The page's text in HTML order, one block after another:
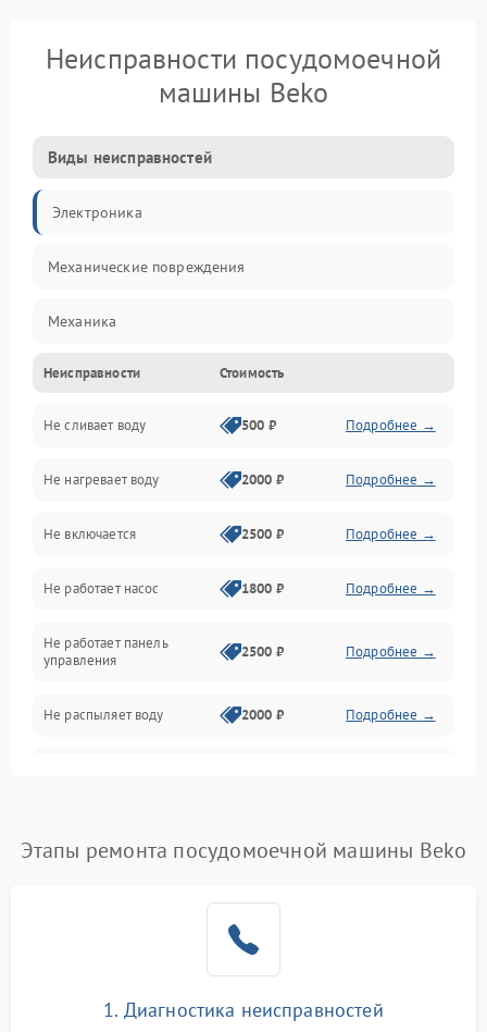
Неисправности посудомоечной
машины Beko
Виды неисправностей
Электроника
Механические повреждения
Механика
Управление
Электропитание
Датчики
Нагрев
Вода
Гигиена
Программное обеспечение
Неисправности Стоимость
Не сливает воду 500 ₽ Подробнее →
Не нагревает воду 2000 ₽ Подробнее →
Не включается 2500 ₽ Подробнее →
Не работает насос 1800 ₽ Подробнее →
Не работает панель
управления
2500 ₽ Подробнее →
Не распыляет воду 2000 ₽ Подробнее →
воды
1800 ₽ Подробнее →
Проблемы с
Этапы ремонта посудомоечной машины Beko
1. Диагностика неисправностей